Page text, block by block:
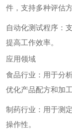
件，支持多种评估
自动化测试程序：
提高工作效率。
应用领域
食品行业：用于分
优化产品配方和加工
制药行业：用于测
操作性。